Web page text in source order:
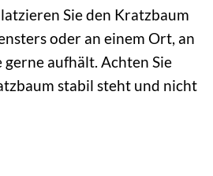
Sie den Kratzbaum
oder an einem Ort, an
aufhält. Achten Sie
stabil steht und nicht